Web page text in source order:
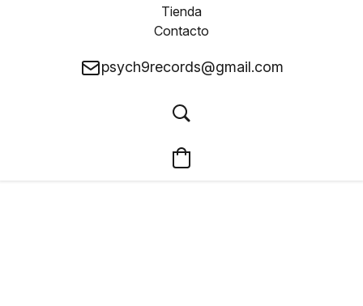
Tienda
Contacto
psych9records@gmail.com